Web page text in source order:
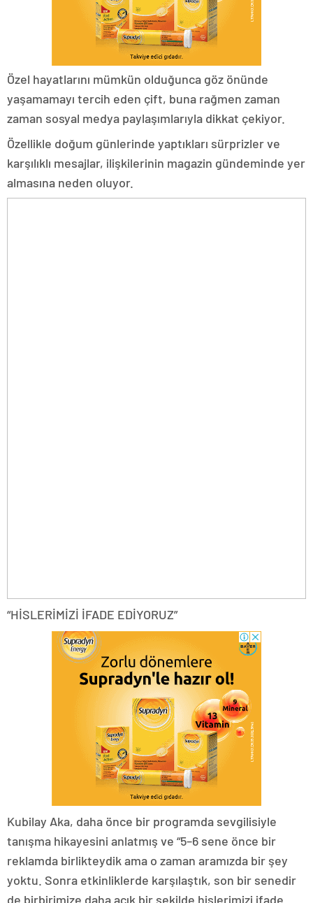
Özel hayatlarını mümkün olduğunca göz önünde
yaşamamayı tercih eden çift, buna rağmen zaman
zaman sosyal medya paylaşımlarıyla dikkat çekiyor.
Özellikle doğum günlerinde yaptıkları sürprizler ve
karşılıklı mesajlar, ilişkilerinin magazin gündeminde yer
almasına neden oluyor.
“HİSLERİMİZİ İFADE EDİYORUZ”
Kubilay Aka, daha önce bir programda sevgilisiyle
tanışma hikayesini anlatmış ve “5–6 sene önce bir
reklamda birlikteydik ama o zaman aramızda bir şey
yoktu. Sonra etkinliklerde karşılaştık, son bir senedir
de birbirimize daha açık bir şekilde hislerimizi ifade